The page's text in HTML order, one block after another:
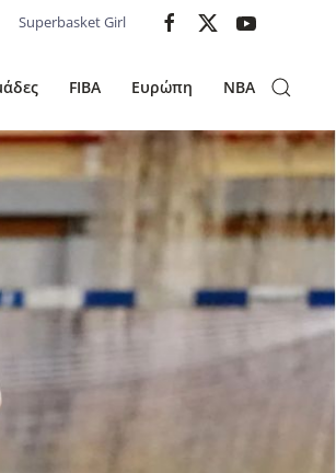
Superbasket Girl
FIBA Ευρώπη NBA